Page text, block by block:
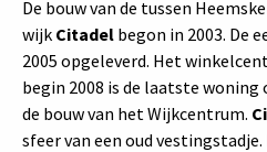
De bouw van de tussen
wijk Citadel begon in 2003. De
2005 opgeleverd. Het
begin 2008 is de laatste woning
de bouw van het Wijkcentrum.
sfeer van een oud